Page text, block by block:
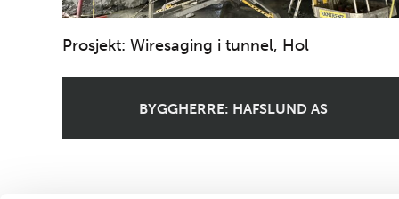
Prosjekt: Wiresaging i tunnel, Hol
BYGGHERRE: HAFSLUND AS